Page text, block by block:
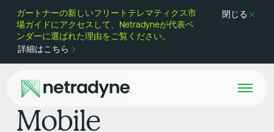
ガートナーの新しいフリートテレマティクス市
場ガイドにアクセスして、Netradyneが代表ベ
ンダーに選ばれた理由をご覧ください。
詳細はこちら
閉じる
INSTALLATION PARTNER
Mobile